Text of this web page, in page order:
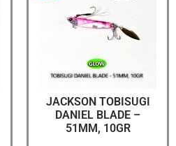
JACKSON TOBISUGI
DANIEL BLADE –
51MM, 10GR